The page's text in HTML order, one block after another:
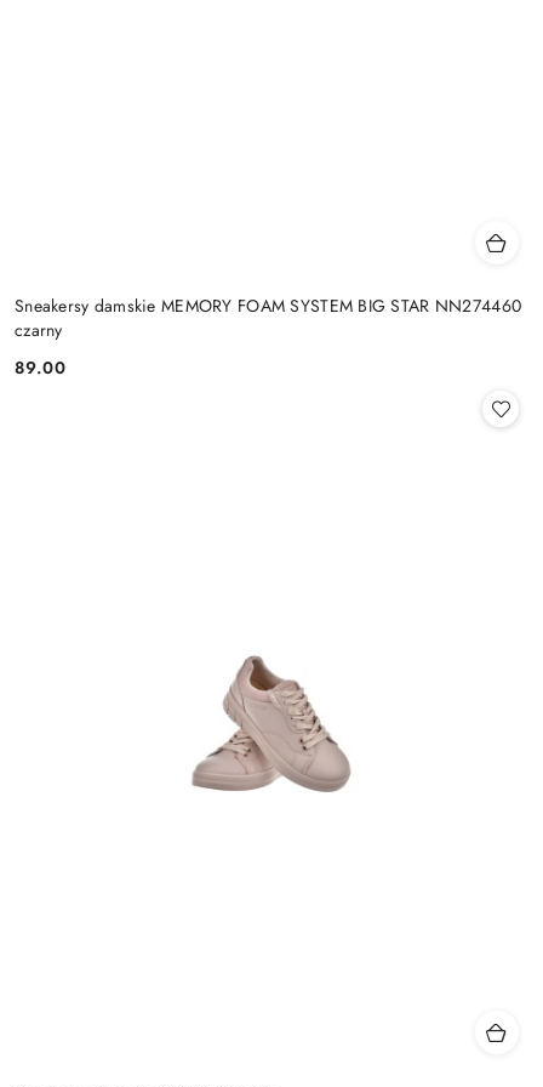
Sneakersy damskie MEMORY FOAM SYSTEM BIG STAR NN274460
czarny
Cena:
89.00